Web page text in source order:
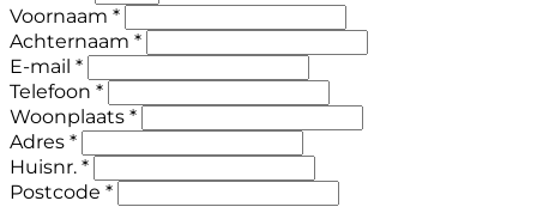
Voornaam *
Achternaam *
E-mail *
Telefoon *
Woonplaats *
Adres *
Huisnr. *
Postcode *